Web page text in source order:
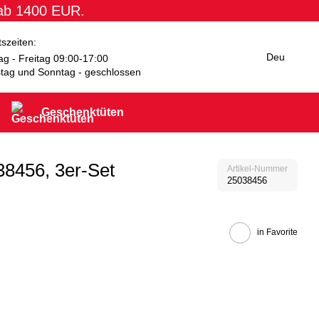
1400 EUR.
- Freitag 09:00-17:00
und Sonntag - geschlossen
Deu
Geschenktüten
3er-Set Artikel-Nummer
25038456
in Favorite